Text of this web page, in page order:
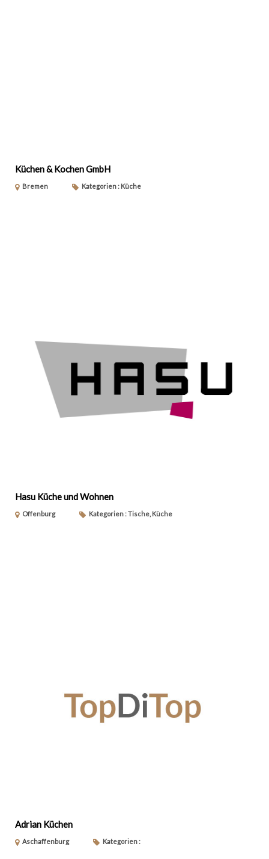
Küchen & Kochen GmbH
Bremen Kategorien : Küche
Hasu Küche und Wohnen
Offenburg Kategorien : Tische, Küche
Adrian Küchen
Aschaffenburg Kategorien :